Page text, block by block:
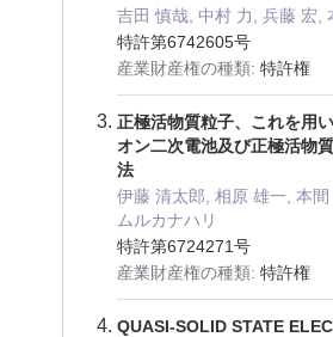
吉田 慎哉, 中村 力, 兵藤 宏,
特許第6742605号
産業財産権の種類: 特許権
正極活物質粒子、これを用
オン二次電池及び正極活物
法
伊藤 清太郎, 相原 雄一, 本
ムルカナハリ
特許第6724271号
産業財産権の種類: 特許権
QUASI-SOLID STATE